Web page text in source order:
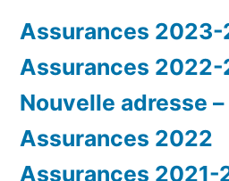
Assurances
Assurances
Nouvelle adresse
Assurances 2022
Assurances 2021-